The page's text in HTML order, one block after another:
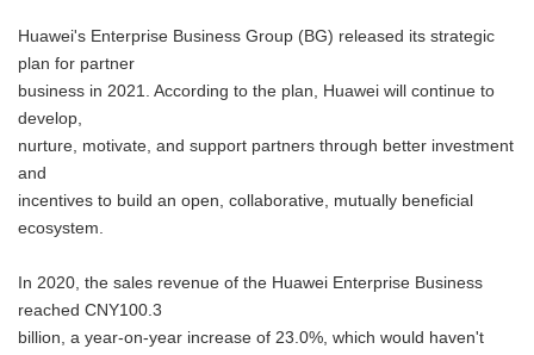
Huawei's Enterprise Business Group (BG) released its strategic
plan for partner
business in 2021. According to the plan, Huawei will continue to
develop,
nurture, motivate, and support partners through better investment
and
incentives to build an open, collaborative, mutually beneficial
ecosystem.
In 2020, the sales revenue of the Huawei Enterprise Business
reached CNY100.3
billion, a year-on-year increase of 23.0%, which would haven't